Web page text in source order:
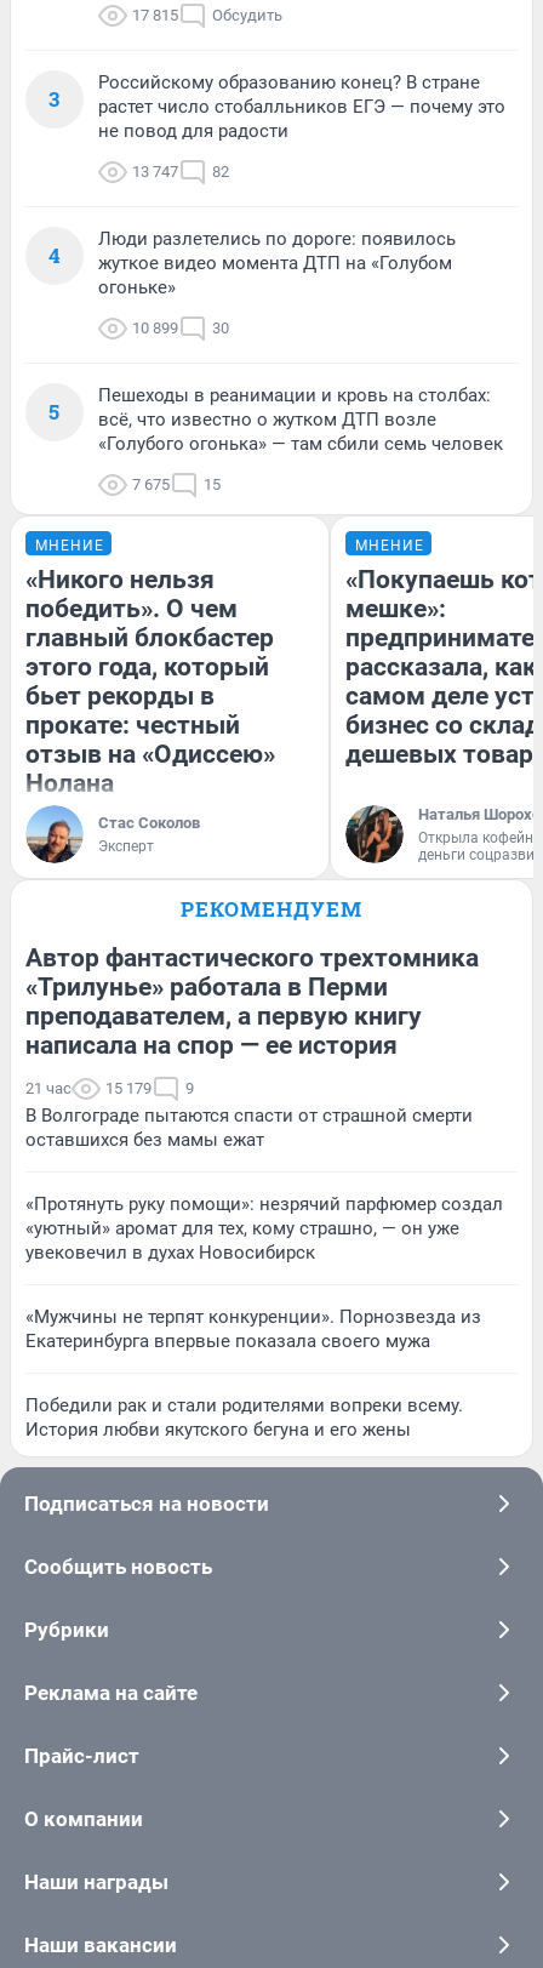
17 815 Обсудить
3
Российскому образованию конец? В стране
растет число стобалльников ЕГЭ — почему это
не повод для радости
13 747 82
4
Люди разлетелись по дороге: появилось
жуткое видео момента ДТП на «Голубом
огоньке»
10 899 30
5
Пешеходы в реанимации и кровь на столбах:
всё, что известно о жутком ДТП возле
«Голубого огонька» — там сбили семь человек
7 675 15
МНЕНИЕ
«Никого нельзя
победить». О чем
главный блокбастер
этого года, который
бьет рекорды в
прокате: честный
отзыв на «Одиссею»
Нолана
Стас Соколов
Эксперт
МНЕНИЕ
«Покупаешь
мешке»:
рассказала, как
самом деле
бизнес со
дешевых
Наталья
Открыла
деньги
РЕКОМЕНДУЕМ
Автор фантастического трехтомника
«Трилунье» работала в Перми
преподавателем, а первую книгу
написала на спор — ее история
21 час 15 179 9
В Волгограде пытаются спасти от страшной смерти
оставшихся без мамы ежат
«Протянуть руку помощи»: незрячий парфюмер создал
«уютный» аромат для тех, кому страшно, — он уже
увековечил в духах Новосибирск
«Мужчины не терпят конкуренции». Порнозвезда из
Екатеринбурга впервые показала своего мужа
Победили рак и стали родителями вопреки всему.
История любви якутского бегуна и его жены
Подписаться на новости
Сообщить новость
Рубрики
Реклама на сайте
Прайс-лист
О компании
Наши награды
Наши вакансии